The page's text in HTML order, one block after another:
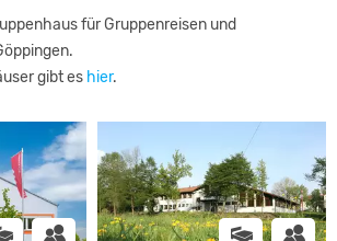
für Gruppenreisen und
gibt es hier.